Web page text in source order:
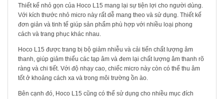
Thiết kế nhỏ gọn của Hoco L15 mang lại sự tiện lợi cho người dùng.
Với kích thước nhỏ micro này rất dễ mang theo và sử dụng. Thiết kế
đơn giản và tinh tế giúp sản phẩm phù hợp với nhiều loại phong
cách và trang phục khác nhau.
Hoco L15 được trang bị bộ giảm nhiễu và cải tiến chất lượng âm
thanh, giúp giảm thiểu các tạp âm và đem lại chất lượng âm thanh rõ
ràng và chi tiết. Với độ nhạy cao, chiếc micro này còn có thể thu âm
tốt ở khoảng cách xa và trong môi trường ồn ào.
Bên cạnh đó, Hoco L15 cũng có thể sử dụng cho nhiều mục đích